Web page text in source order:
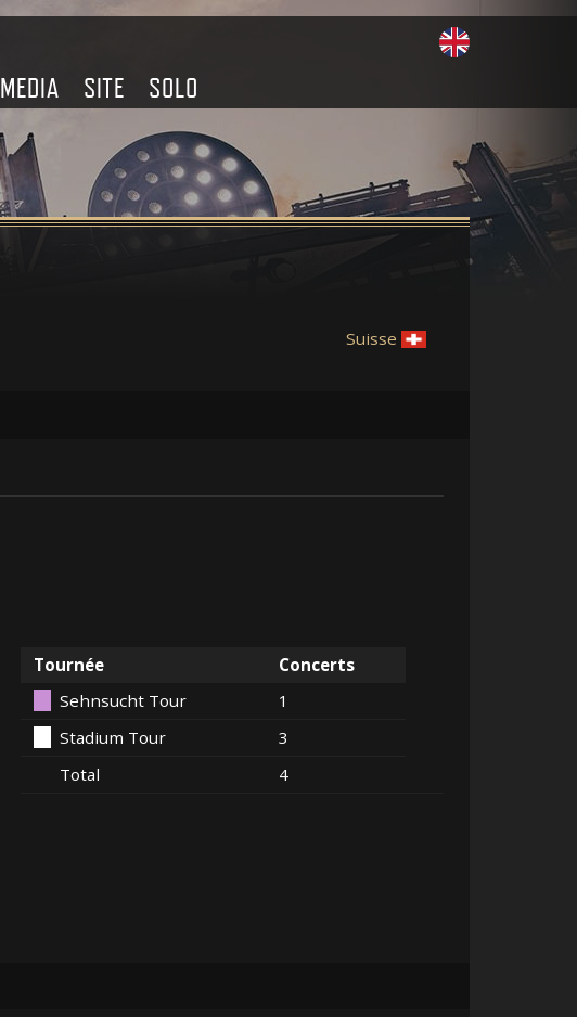
MEDIA SITE SOLO
Suisse
Tournée
Concerts
Sehnsucht Tour
1
Stadium Tour
3
Total
4